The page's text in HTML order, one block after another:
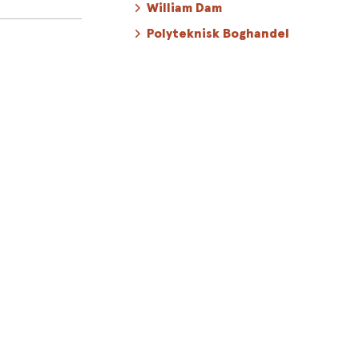
som
William Dam
Polyteknisk Boghandel